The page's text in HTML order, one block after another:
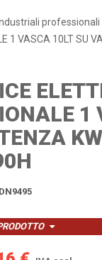
professionali
1 VASCA 10LT SU
1
DN9495